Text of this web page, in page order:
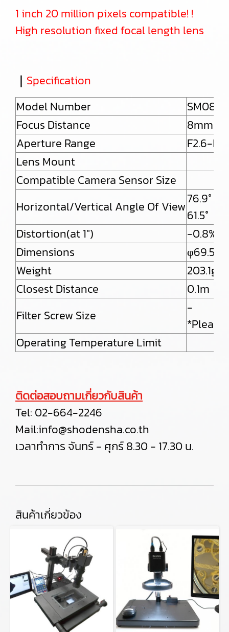
1 inch 20 million pixels compatible! !
High resolution fixed focal length lens
｜ Specification
Model Number
Focus Distance
8mm
Aperture Range
F2.6-
Lens Mount
Compatible Camera Sensor Size
Horizontal/Vertical Angle Of View76.9°・
61.5°
Distortion(at 1″)
-0.8%
Dimensions
Weight
203.1g
Closest Distance
0.1m
Filter Screw Size
-
Operating Temperature Limit
ติดต่อสอบถามเกี่ยวกับสินค้า
Tel: 02-664-2246
Mail:info@shodensha.co.th
เวลาทำการ จันทร์ - ศุกร์ 8.30 - 17.30 น.
สินค้าเกี่ยวข้อง